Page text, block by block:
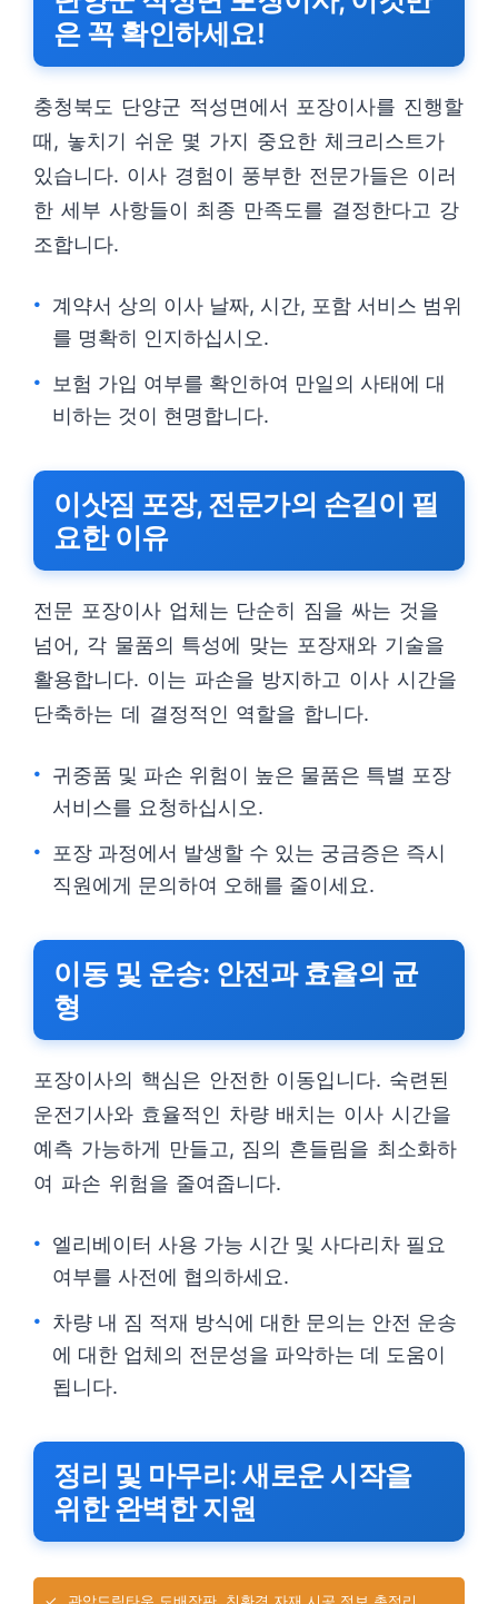
은 꼭 확인하세요!
충청북도 단양군 적성면에서 포장이사를 진행할
때, 놓치기 쉬운 몇 가지 중요한 체크리스트가
있습니다. 이사 경험이 풍부한 전문가들은 이러
한 세부 사항들이 최종 만족도를 결정한다고 강
조합니다.
계약서 상의 이사 날짜, 시간, 포함 서비스 범위
를 명확히 인지하십시오.
보험 가입 여부를 확인하여 만일의 사태에 대
비하는 것이 현명합니다.
이삿짐 포장, 전문가의 손길이 필
요한 이유
전문 포장이사 업체는 단순히 짐을 싸는 것을
넘어, 각 물품의 특성에 맞는 포장재와 기술을
활용합니다. 이는 파손을 방지하고 이사 시간을
단축하는 데 결정적인 역할을 합니다.
귀중품 및 파손 위험이 높은 물품은 특별 포장
서비스를 요청하십시오.
포장 과정에서 발생할 수 있는 궁금증은 즉시
직원에게 문의하여 오해를 줄이세요.
이동 및 운송: 안전과 효율의 균
형
포장이사의 핵심은 안전한 이동입니다. 숙련된
운전기사와 효율적인 차량 배치는 이사 시간을
예측 가능하게 만들고, 짐의 흔들림을 최소화하
여 파손 위험을 줄여줍니다.
엘리베이터 사용 가능 시간 및 사다리차 필요
여부를 사전에 협의하세요.
차량 내 짐 적재 방식에 대한 문의는 안전 운송
에 대한 업체의 전문성을 파악하는 데 도움이
됩니다.
정리 및 마무리: 새로운 시작을
위한 완벽한 지원